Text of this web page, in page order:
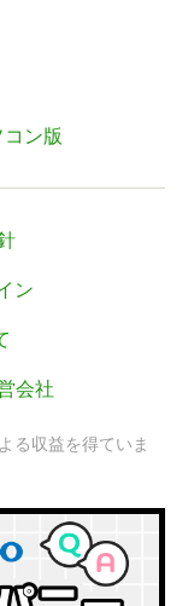
コン版
ン
会社
る収益を得ていま